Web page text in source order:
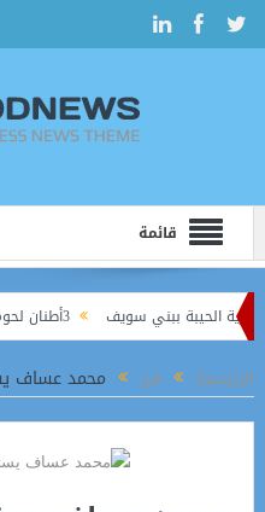
قائمة
3أطنان لحوم لدعم الأسر الأكثر احتياجًا بأسوان ضمن جهود الحماية الاجتماعية
الرئيسية فن محمد عساف